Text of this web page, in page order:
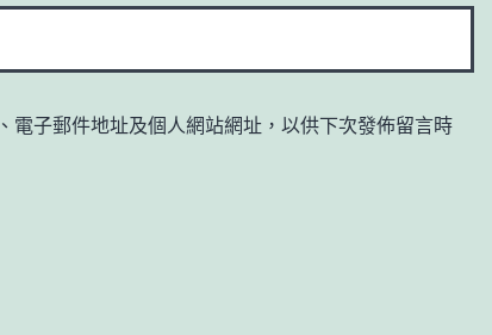
電子郵件地址及個人網站網址，以供下次發佈留言時